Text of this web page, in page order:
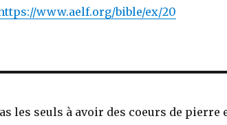
www.aelf.org/bible/ex/20
les seuls à avoir des coeurs de pierre